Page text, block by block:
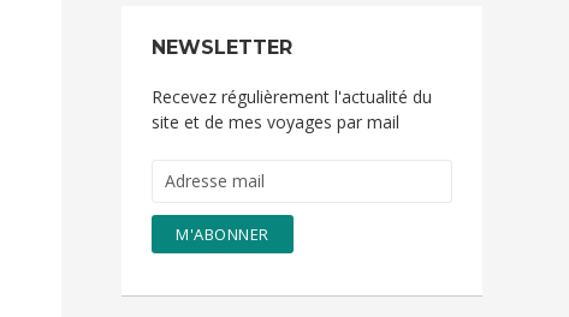
NEWSLETTER
Recevez régulièrement l'actualité du
site et de mes voyages par mail